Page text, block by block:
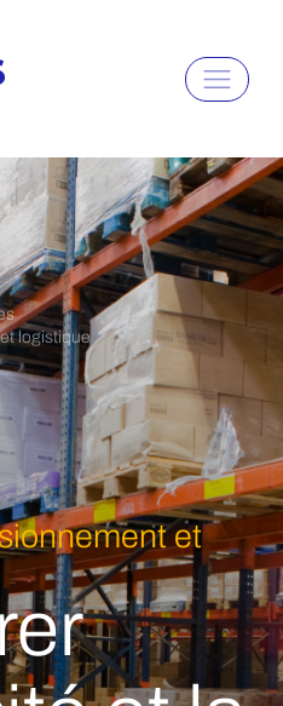
logistique
et